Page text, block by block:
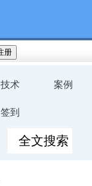
技术 案例
签到